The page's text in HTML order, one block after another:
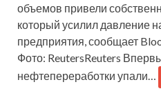
объемов привели
который усилил давление
предприятия, сообщает
Фото: ReutersReuters
нефтепереработки упали…